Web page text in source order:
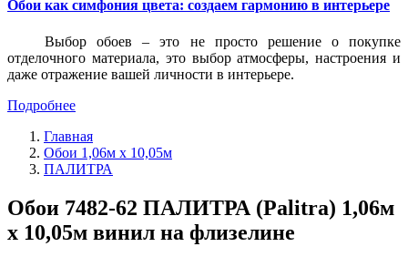
Обои как симфония цвета: создаем гармонию в интерьере
Выбор обоев – это не просто решение о покупке
отделочного материала, это выбор атмосферы, настроения и
даже отражение вашей личности в интерьере.
Подробнее
Главная
Обои 1,06м х 10,05м
ПАЛИТРА
Обои 7482-62 ПАЛИТРА (Palitra) 1,06м
х 10,05м винил на флизелине